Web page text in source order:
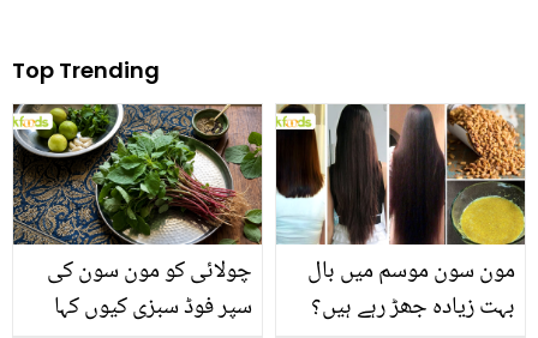
Top Trending
چولائی کو مون سون کی
سپر فوڈ سبزی کیوں کہا
مون سون موسم میں بال
بہت زیادہ جھڑ رہے ہیں؟